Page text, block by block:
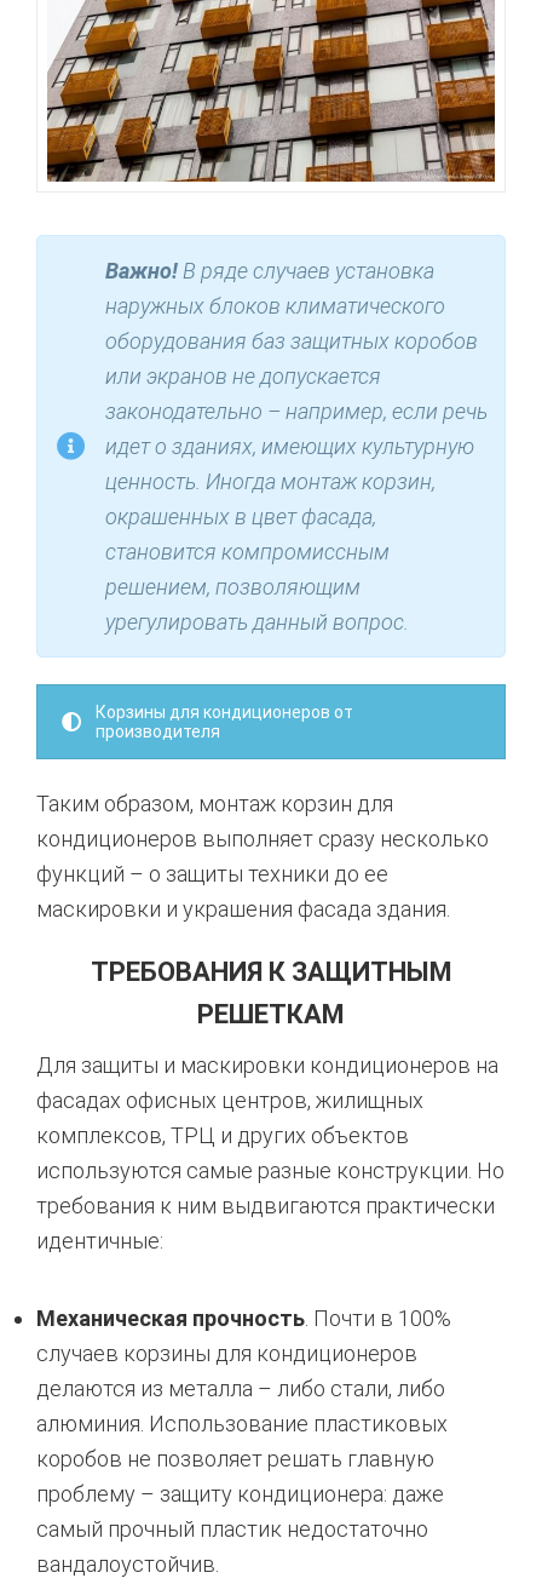
Важно! В ряде случаев установка
наружных блоков климатического
оборудования баз защитных коробов
или экранов не допускается
законодательно – например, если речь
идет о зданиях, имеющих культурную
ценность. Иногда монтаж корзин,
окрашенных в цвет фасада,
становится компромиссным
решением, позволяющим
урегулировать данный вопрос.
Корзины для кондиционеров от
производителя
Таким образом, монтаж корзин для
кондиционеров выполняет сразу несколько
функций – о защиты техники до ее
маскировки и украшения фасада здания.
ТРЕБОВАНИЯ К ЗАЩИТНЫМ
РЕШЕТКАМ
Для защиты и маскировки кондиционеров на
фасадах офисных центров, жилищных
комплексов, ТРЦ и других объектов
используются самые разные конструкции. Но
требования к ним выдвигаются практически
идентичные:
Механическая прочность . Почти в 100%
случаев корзины для кондиционеров
делаются из металла – либо стали, либо
алюминия. Использование пластиковых
коробов не позволяет решать главную
проблему – защиту кондиционера: даже
самый прочный пластик недостаточно
вандалоустойчив.